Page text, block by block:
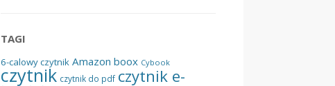
TAGI
6-calowy czytnik Amazon boox Cybook
czytnik czytnik do pdf czytnik e-